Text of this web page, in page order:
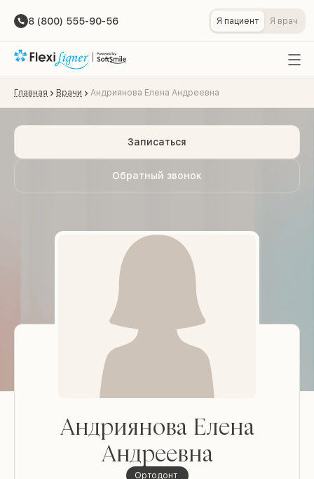
8 (800) 555-90-56 Я пациент Я врач
Главная Врачи Андриянова Елена Андреевна
Обратный звонок
Записаться
Андриянова Елена
Андреевна
ортодонт